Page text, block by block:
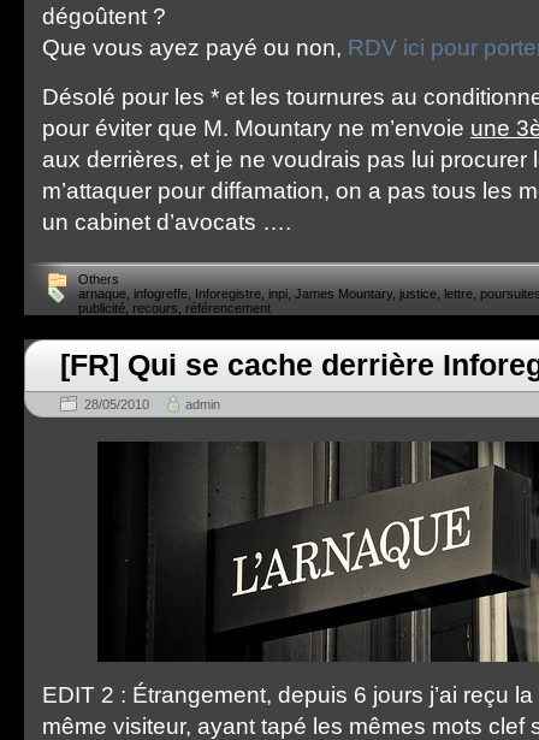
dégoûtent ?
Que vous ayez payé ou non, RDV ici pour
Désolé pour les * et les tournures au
pour éviter que M. Mountary ne m’envoie une
aux derrières, et je ne voudrais pas lui procurer
m’attaquer pour diffamation, on a pas tous les
un cabinet d’avocats ….
Others
arnaque infogreffe Inforegistre inpi James Mountary, justice lettre
publicité recours référencement
[FR] Qui se cache derrière
28/05/2010 admin
EDIT 2 : Étrangement, depuis 6 jours j’ai reçu
même visiteur, ayant tapé les mêmes mots clef